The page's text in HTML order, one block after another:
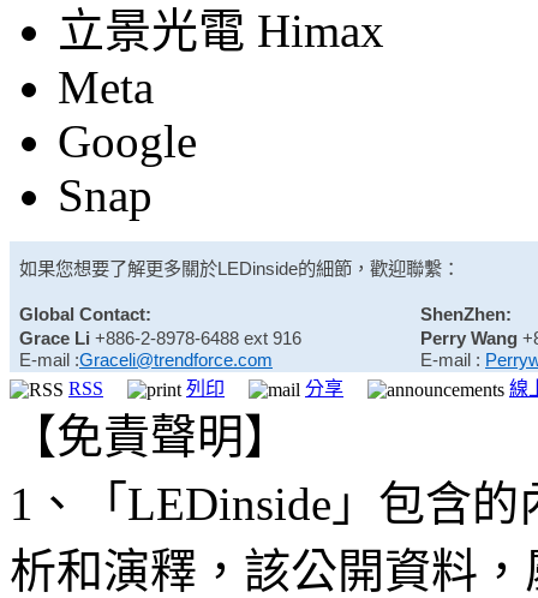
立景光電 Himax
Meta
Google
Snap
如果您想要了解更多關於LEDinside的細節，歡迎聯繫：
Global Contact:
ShenZhen:
Grace Li +886-2-8978-6488 ext 916
E-mail :Graceli@trendforce.com
Perry Wang
E-mail :
RSS
列印 分享 線
【免責聲明】
1、「LEDinside」包含
析和演釋，該公開資料